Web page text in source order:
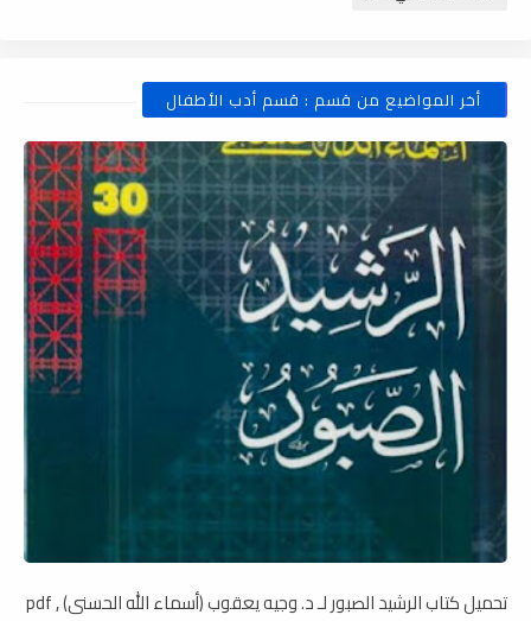
أخر المواضيع من قسم : قسم أدب الأطفال
تحميل كتاب الرشيد الصبور لـ د. وجيه يعقوب (أسماء الله الحسنى) , pdf